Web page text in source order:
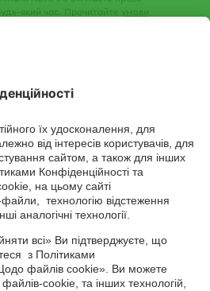
який час. Прочитайте умови
СЕРВІСИ
FacebookTikTok
вул. М. Пимоненка, 13, БЦ "Форум
41; тел.: +38 044 232 44 14; e-mail: